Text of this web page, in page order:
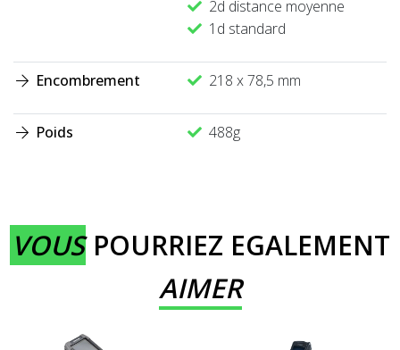
2d distance moyenne
1d standard
Encombrement 218 x 78,5 mm
Poids 488g
VOUSPOURRIEZ EGALEMENT
AIMER